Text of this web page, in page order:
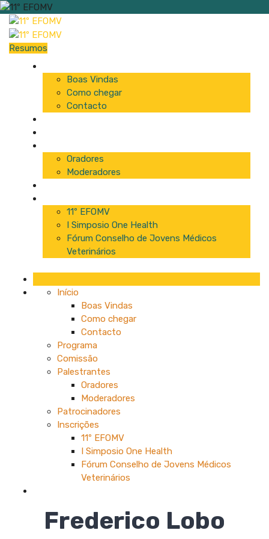
Resumos
Boas Vindas
Como chegar
Contacto
Oradores
Moderadores
11º EFOMV
I Simposio One Health
Fórum Conselho de Jovens Médicos
Veterinários
Início
Boas Vindas
Como chegar
Contacto
Programa
Comissão
Palestrantes
Oradores
Moderadores
Patrocinadores
Inscrições
11º EFOMV
I Simposio One Health
Fórum Conselho de Jovens Médicos
Veterinários
Frederico Lobo